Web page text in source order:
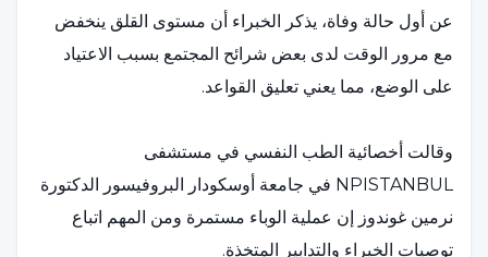
عن أول حالة وفاة، يذكر الخبراء أن مستوى القلق ينخفض
مع مرور الوقت لدى بعض شرائح المجتمع بسبب الاعتياد
على الوضع، مما يعني تعليق القواعد.
وقالت أخصائية الطب النفسي في مستشفى
NPISTANBUL في جامعة أوسكودار البروفيسور الدكتورة
نرمين غوندوز إن عملية الوباء مستمرة ومن المهم اتباع
توصيات الخبراء والتدابير المتخذة.